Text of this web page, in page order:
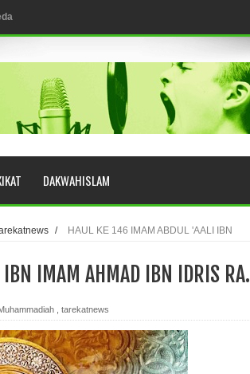
GUSTI
DAKWAHISLAM
/
HAUL KE 146 IMAM ABDUL 'AALI IBN
IMAM AHMAD IBN IDRIS RA.
tarekatnews